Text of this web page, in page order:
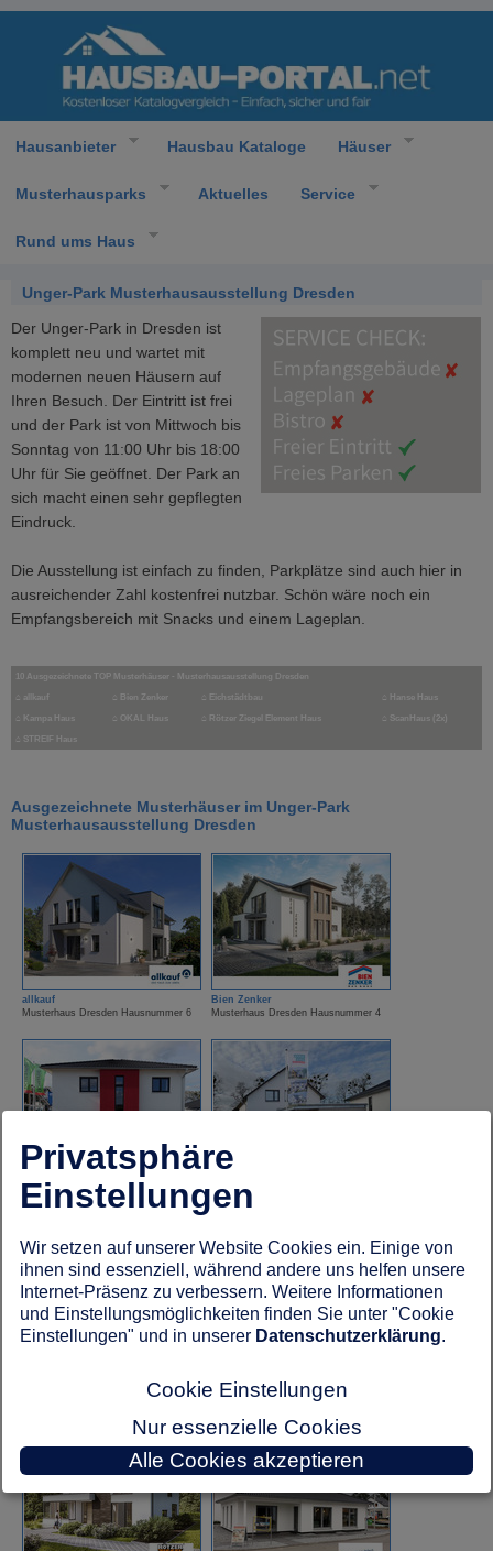
Hausanbieter Hausbau Kataloge Häuser
Musterhausparks Aktuelles Service
Rund ums Haus
Unger-Park Musterhausausstellung Dresden
Der Unger-Park in Dresden ist
komplett neu und wartet mit
modernen neuen Häusern auf
Ihren Besuch. Der Eintritt ist frei
und der Park ist von Mittwoch bis
Sonntag von 11:00 Uhr bis 18:00
Uhr für Sie geöffnet. Der Park an
sich macht einen sehr gepflegten
Eindruck.
Die Ausstellung ist einfach zu finden, Parkplätze sind auch hier in
ausreichender Zahl kostenfrei nutzbar. Schön wäre noch ein
Empfangsbereich mit Snacks und einem Lageplan.
10 Ausgezeichnete TOP Musterhäuser - Musterhausausstellung Dresden
⌂ allkauf ⌂ Bien Zenker ⌂ Eichstädtbau ⌂ Hanse Haus
⌂ Kampa Haus ⌂ OKAL Haus ⌂ Rötzer Ziegel Element Haus ⌂ ScanHaus (2x)
⌂ STREIF Haus
Ausgezeichnete Musterhäuser im Unger-Park
Musterhausausstellung Dresden
allkauf
Musterhaus Dresden Hausnummer 6
Bien Zenker
Musterhaus Dresden Hausnummer 4
Eichstädtbau
Musterhaus Dresden Hausnummer 13
Musterhaus Dresden Hausnummer 7
OKAL Haus
Musterhaus Dresden Hausnummer 3
Privatsphäre
Einstellungen
Wir setzen auf unserer Website Cookies ein. Einige von
ihnen sind essenziell, während andere uns helfen unsere
Internet-Präsenz zu verbessern. Weitere Informationen
und Einstellungsmöglichkeiten finden Sie unter "Cookie
Einstellungen" und in unserer Datenschutzerklärung.
Cookie Einstellungen
Nur essenzielle Cookies
Alle Cookies akzeptieren